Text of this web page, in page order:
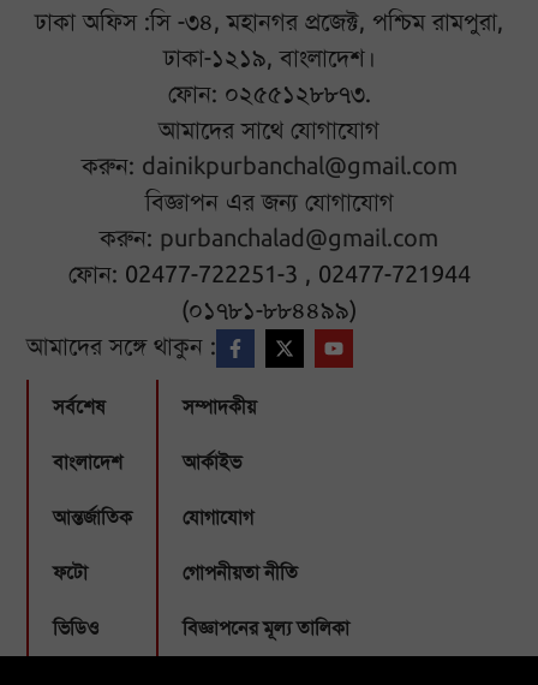
ঢাকা অফিস :সি -৩৪, মহানগর প্রজেক্ট, পশ্চিম রামপুরা,
ঢাকা-১২১৯, বাংলাদেশ।
ফোন: ০২৫৫১২৮৮৭৩.
আমাদের সাথে যোগাযোগ
করুন: dainikpurbanchal@gmail.com
বিজ্ঞাপন এর জন্য যোগাযোগ
করুন: purbanchalad@gmail.com
ফোন: 02477-722251-3 , 02477-721944
(০১৭৮১-৮৮৪৪৯৯)
আমাদের সঙ্গে থাকুন :
সর্বশেষ
বাংলাদেশ
আন্তর্জাতিক
ফটো
ভিডিও
সম্পাদকীয়
আর্কাইভ
যোগাযোগ
গোপনীয়তা নীতি
বিজ্ঞাপনের মূল্য তালিকা